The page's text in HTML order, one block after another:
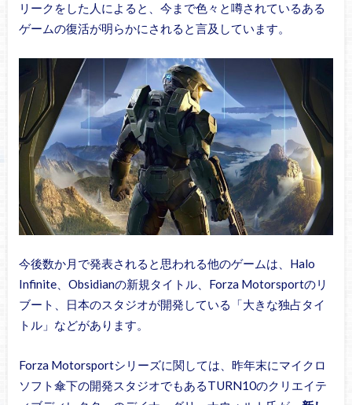
リークをした人によると、今まで色々と噂されているある
ゲームの復活が明らかにされると言及しています。
今後数か月で発表されると思われる他のゲームは、Halo
Infinite、Obsidianの新規タイトル、Forza Motorsportのリ
ブート、日本のスタジオが開発している「大きな独占タイ
トル」などがあります。
Forza Motorsportシリーズに関しては、昨年末にマイクロ
ソフト傘下の開発スタジオでもあるTURN10のクリエイテ